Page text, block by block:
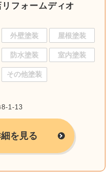
フォームディオ
外壁塗装 屋根塗装
防水塗装 室内塗装
その他塗装
1-13
を見る